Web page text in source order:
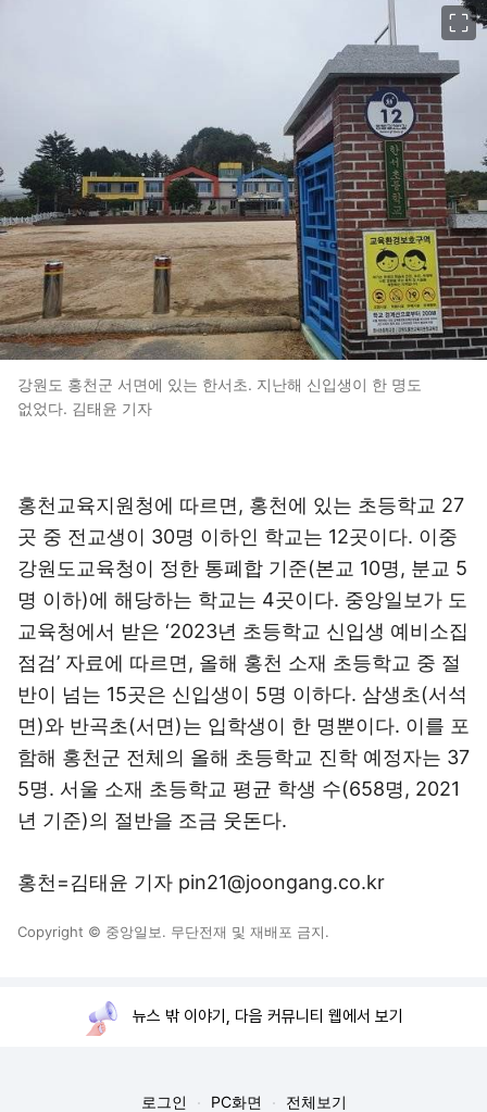
강원도 홍천군 서면에 있는 한서초. 지난해 신입생이 한 명도
없었다. 김태윤 기자
홍천교육지원청에 따르면, 홍천에 있는 초등학교 27
곳 중 전교생이 30명 이하인 학교는 12곳이다. 이중
강원도교육청이 정한 통폐합 기준(본교 10명, 분교 5
명 이하)에 해당하는 학교는 4곳이다. 중앙일보가 도
교육청에서 받은 ‘2023년 초등학교 신입생 예비소집
점검’ 자료에 따르면, 올해 홍천 소재 초등학교 중 절
반이 넘는 15곳은 신입생이 5명 이하다. 삼생초(서석
면)와 반곡초(서면)는 입학생이 한 명뿐이다. 이를 포
함해 홍천군 전체의 올해 초등학교 진학 예정자는 37
5명. 서울 소재 초등학교 평균 학생 수(658명, 2021
년 기준)의 절반을 조금 웃돈다.
홍천=김태윤 기자 pin21@joongang.co.kr
Copyright © 중앙일보. 무단전재 및 재배포 금지.
뉴스 밖 이야기, 다음 커뮤니티 웹에서 보기
로그인 PC화면 전체보기